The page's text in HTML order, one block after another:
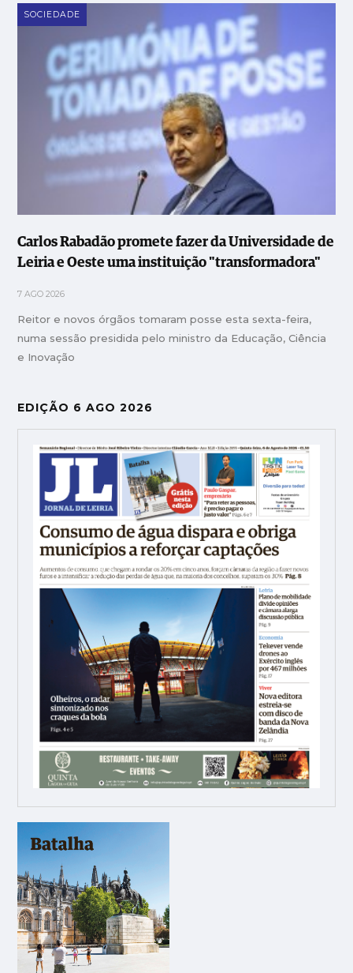
SOCIEDADE
Carlos Rabadão promete fazer da Universidade de
Leiria e Oeste uma instituição "transformadora"
7 AGO 2026
Reitor e novos órgãos tomaram posse esta sexta-feira,
numa sessão presidida pelo ministro da Educação, Ciência
e Inovação
EDIÇÃO 6 AGO 2026